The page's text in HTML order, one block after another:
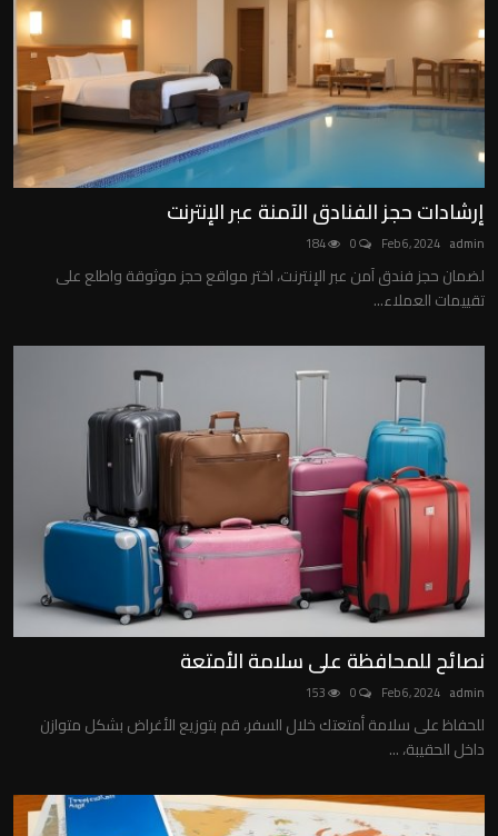
إرشادات حجز الفنادق الآمنة عبر الإنترنت
admin
Feb 6, 2024
لضمان حجز فندق آمن عبر الإنترنت، اختر مواقع حجز موثوقة واطلع على
تقييمات العملاء...
نصائح للمحافظة على سلامة الأمتعة
admin
Feb 6, 2024
للحفاظ على سلامة أمتعتك خلال السفر، قم بتوزيع الأغراض بشكل متوازن
داخل الحقيبة، ...